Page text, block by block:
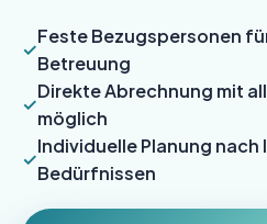
Feste Bezugspersonen
Betreuung
Direkte Abrechnung mit
möglich
Individuelle Planung nach
Bedürfnissen